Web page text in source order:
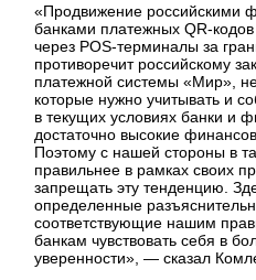
«Продвижение российскими
банками платежных QR-
через POS-терминалы за
противоречит российскому
платежной системы «Мир»,
которые нужно учитывать и
в текущих условиях банки и
достаточно высокие
Поэтому с нашей стороны в
правильнее в рамках своих
запрещать эту тенденцию.
определенные
соответствующие нашим
банкам чувствовать себя в
уверенности», — сказал